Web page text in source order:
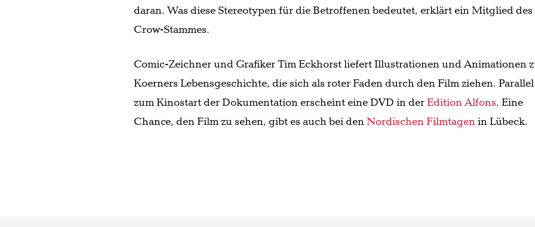
daran. Was diese Stereotypen für die Betroffenen bedeutet, erklärt ein Mitglied des
Crow-Stammes.
Comic-Zeichner und Grafiker Tim Eckhorst liefert Illustrationen und Animationen
Koerners Lebensgeschichte, die sich als roter Faden durch den Film ziehen. Parallel
zum Kinostart der Dokumentation erscheint eine DVD in derEdition Alfons. Eine
Chance, den Film zu sehen, gibt es auch bei denNordischen Filmtagenin Lübeck.